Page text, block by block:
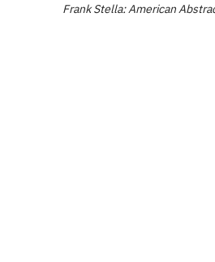
Frank Stella: American